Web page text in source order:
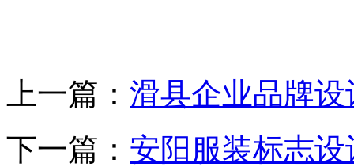
上一篇： 滑县企业品牌
下一篇： 安阳服装标志